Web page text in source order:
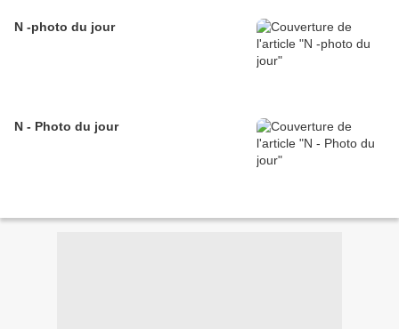
N -photo du jour
N - Photo du jour